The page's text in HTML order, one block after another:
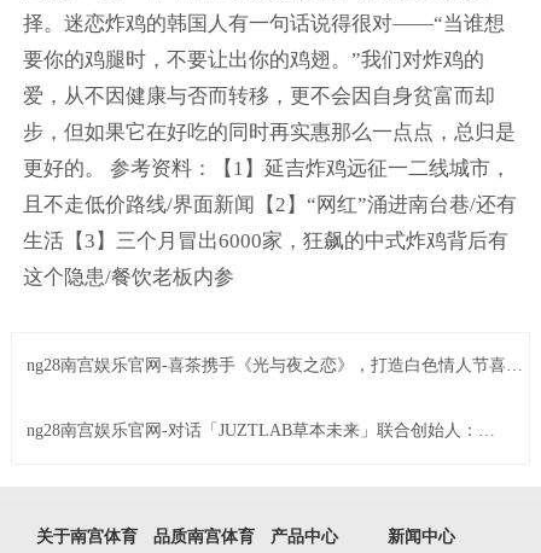
择。迷恋炸鸡的韩国人有一句话说得很对——“当谁想
要你的鸡腿时，不要让出你的鸡翅。”我们对炸鸡的
爱，从不因健康与否而转移，更不会因自身贫富而却
步，但如果它在好吃的同时再实惠那么一点点，总归是
更好的。 参考资料：【1】延吉炸鸡远征一二线城市，
且不走低价路线/界面新闻【2】“网红”涌进南台巷/还有
生活【3】三个月冒出6000家，狂飙的中式炸鸡背后有
这个隐患/餐饮老板内参
ng28南宫娱乐官网-喜茶携手《光与夜之恋》，打造白色情人节喜悦
ng28南宫娱乐官网-对话「JUZTLAB草本未来」联合创始人：紧
关于南宫体育 品质南宫体育 产品中心 新闻中心